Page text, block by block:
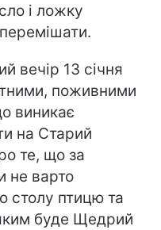
і ложку
вечір 13 січня
поживними
виникає
на Старий
те, що за
не варто
столу птицю та
буде Щедрий